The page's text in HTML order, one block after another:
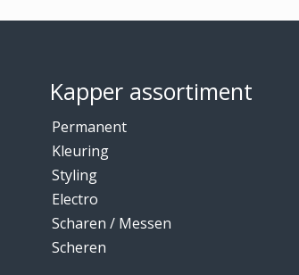
Kapper assortiment
Permanent
Kleuring
Styling
Electro
Scharen / Messen
Scheren